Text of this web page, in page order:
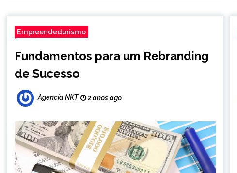
Empreendedorismo
Fundamentos para um Rebranding
de Sucesso
Agencia NKT 2 anos ago